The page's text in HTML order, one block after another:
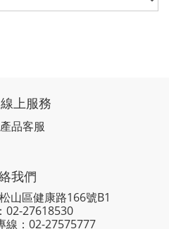
線上服務
品客服
我們
山區健康路166號B1
02-27618530
線：02-27575777